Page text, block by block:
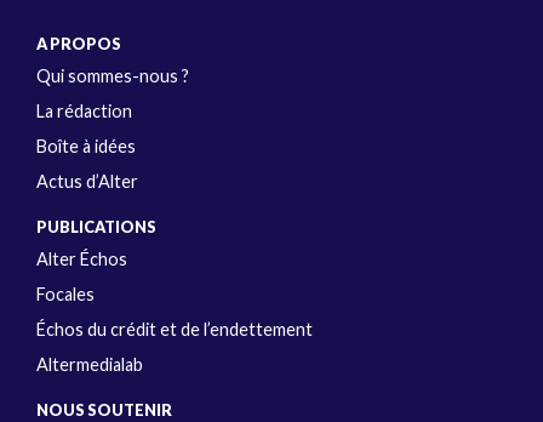
A PROPOS
Qui sommes-nous ?
La rédaction
Boîte à idées
Actus d’Alter
PUBLICATIONS
Alter Échos
Focales
Échos du crédit et de l’endettement
Altermedialab
NOUS SOUTENIR